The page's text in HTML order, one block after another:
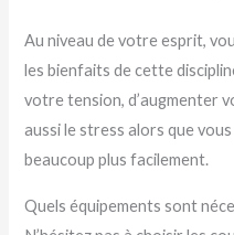
Au niveau de votre esprit,
les bienfaits de cette
votre tension, d’augmenter
aussi le stress alors que
beaucoup plus facilement.
Quels équipements sont